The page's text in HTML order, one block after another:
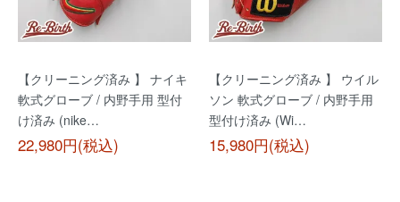
【クリーニング済み 】 ナイキ
軟式グローブ / 内野手用 型付
け済み (nike…
22,980円(税込)
【クリーニング済み 】 ウイル
ソン 軟式グローブ / 内野手用
型付け済み (Wi…
15,980円(税込)